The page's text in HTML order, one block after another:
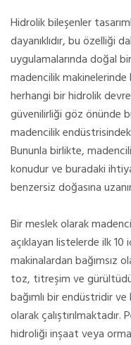
Hidrolik bileşenler
dayanıklıdır, bu özelliği
uygulamalarında doğal
madencilik makinelerinde
herhangi bir hidrolik
güvenilirliği göz önünde
madencilik
Bununla birlikte,
konudur ve buradaki
benzersiz doğasına
Bir meslek olarak
açıklayan listelerde ilk
makinalardan bağımsız
toz, titreşim ve
bağımlı bir endüstridir
olarak
hidroliği inşaat veya